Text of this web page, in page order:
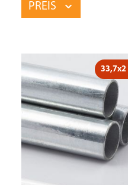
PREIS
33,7x2